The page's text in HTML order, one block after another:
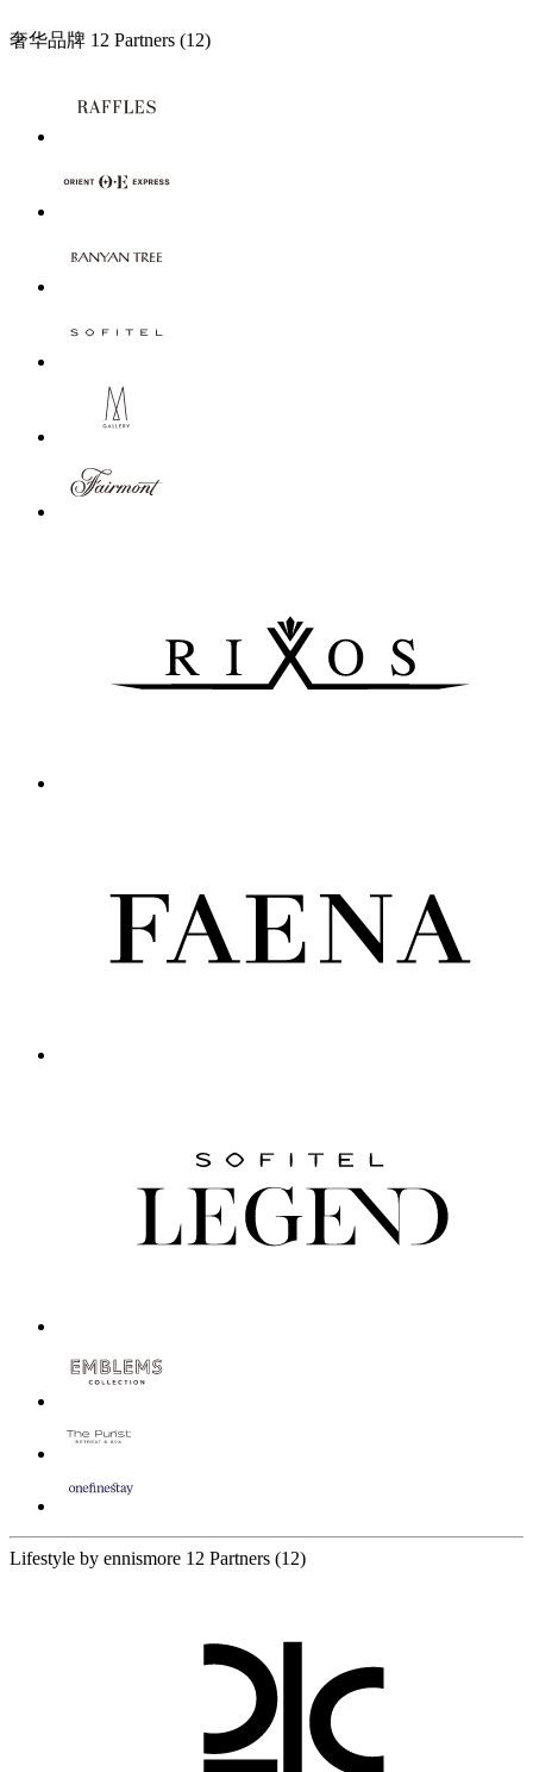
奢华品牌 12 Partners (12)
Lifestyle by ennismore 12 Partners (12)